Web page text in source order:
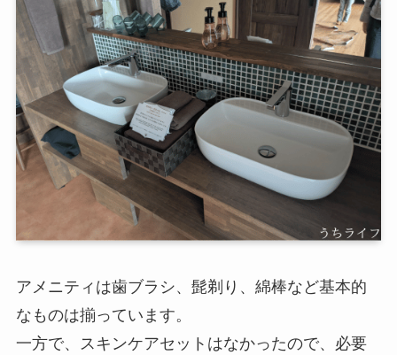
アメニティは歯ブラシ、髭剃り、綿棒など基本的
なものは揃っています。
一方で、スキンケアセットはなかったので、必要